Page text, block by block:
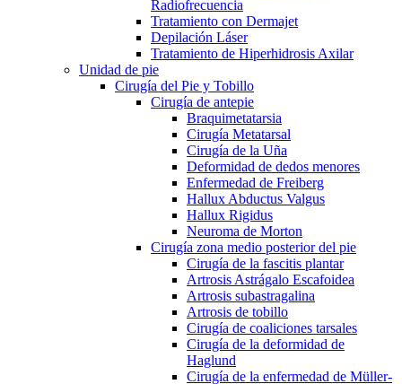
Radiofrecuencia
Tratamiento con Dermajet
Depilación Láser
Tratamiento de Hiperhidrosis Axilar
Unidad de pie
Cirugía del Pie y Tobillo
Cirugía de antepie
Braquimetatarsia
Cirugía Metatarsal
Cirugía de la Uña
Deformidad de dedos menores
Enfermedad de Freiberg
Hallux Abductus Valgus
Hallux Rigidus
Neuroma de Morton
Cirugía zona medio posterior del pie
Cirugía de la fascitis plantar
Artrosis Astrágalo Escafoidea
Artrosis subastragalina
Artrosis de tobillo
Cirugía de coaliciones tarsales
Cirugía de la deformidad de
Haglund
Cirugía de la enfermedad de Müller-